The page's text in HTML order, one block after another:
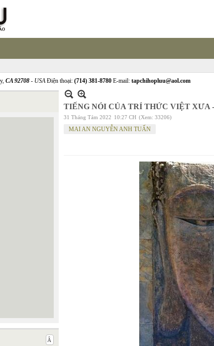
CA 92708 - USAĐiện thoại: (714) 381-8780 E-mail: tapchihopluu@aol.com
TIẾNG NÓI CỦA TRÍ THỨC VIỆT XƯA
31 Tháng Tám 2022 10:27 CH (Xem: 33206)
MAI AN NGUYỄN ANH TUẤN